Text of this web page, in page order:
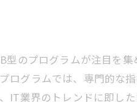
のプログラムが注目を
ログラムでは、専門的な
IT業界のトレンドに即し